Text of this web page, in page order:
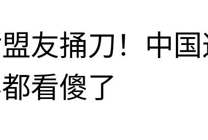
友捅刀！中国
看傻了